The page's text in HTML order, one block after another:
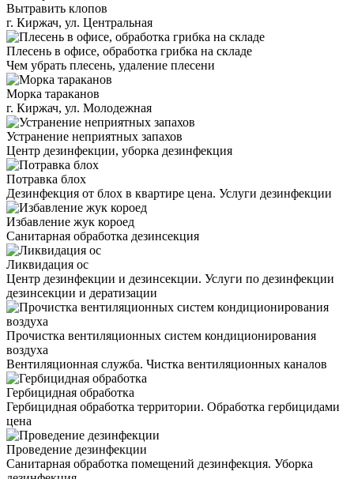
Вытравить клопов
г. Киржач, ул. Центральная
Плесень в офисе, обработка грибка на складе
Чем убрать плесень, удаление плесени
Морка тараканов
г. Киржач, ул. Молодежная
Устранение неприятных запахов
Центр дезинфекции, уборка дезинфекция
Потравка блох
Дезинфекция от блох в квартире цена. Услуги дезинфекции
Избавление жук короед
Санитарная обработка дезинсекция
Ликвидация ос
Центр дезинфекции и дезинсекции. Услуги по дезинфекции
дезинсекции и дератизации
Прочистка вентиляционных систем кондиционирования
воздуха
Вентиляционная служба. Чистка вентиляционных каналов
Гербицидная обработка
Гербицидная обработка территории. Обработка гербицидами
цена
Проведение дезинфекции
Санитарная обработка помещений дезинфекция. Уборка